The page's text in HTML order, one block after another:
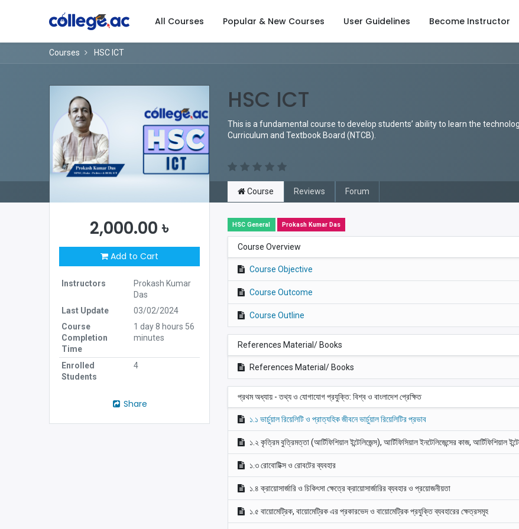
All Courses Popular & New Courses User Guidelines Become Instructor
Courses HSC ICT
HSC ICT
This is a fundamental course to develop students’ ability to learn the
Curriculum and Textbook Board (NTCB).
2,000.00৳
Add to Cart
Instructors
Prokash Kumar
Das
Last Update
03/02/2024
Course
Completion
Time
1 day 8 hours 56
minutes
Enrolled
Students
4
Share
Course Reviews Forum
HSC General Prokash Kumar Das
Course Overview
Course Objective
Course Outcome
Course Outline
References Material/ Books
References Material/ Books
প্রথম অধ্যায় - তথ্য ও যোগাযোগ প্রযুক্তি: বিশ্ব ও বাংলাদেশ প্রেক্ষিত
১.১ ভার্চুয়াল রিয়েলিটি ও প্রাত্যহিক জীবনে ভার্চুয়াল রিয়েলিটির প্রভাব
১.২ কৃত্রিম বুত্রিমত্তা (আর্টিফিশিয়াল ইন্টেলিজেন্স), আর্টিফিসিয়াল ইনটেলিজেন্সের কাজ, আর্টিফিশিয়াল
১.৩ রোবোটিক্স ও রোবটের ব্যবহার
১.৪ ক্রায়োসার্জারি ও চিকিৎসা ক্ষেত্রে ক্রায়োসার্জারির ব্যবহার ও প্রয়োজনীয়তা
১.৫ বায়োমেট্রিক, বায়োমেট্রিক এর প্রকারভেদ ও বায়োমেট্রিক প্রযুক্তি ব্যবহারের ক্ষেত্রসমূহ